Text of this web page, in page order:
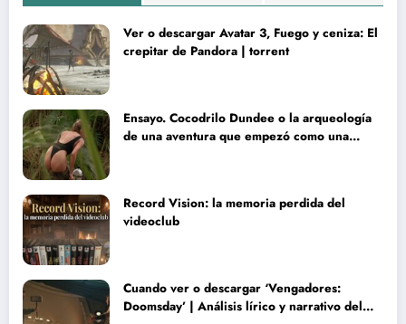
Ver o descargar Avatar 3, Fuego y ceniza: El
crepitar de Pandora | torrent
Ensayo. Cocodrilo Dundee o la arqueología
de una aventura que empezó como una
Record Vision: la memoria perdida del
videoclub
Cuando ver o descargar ‘Vengadores:
Doomsday’ | Análisis lírico y narrativo del